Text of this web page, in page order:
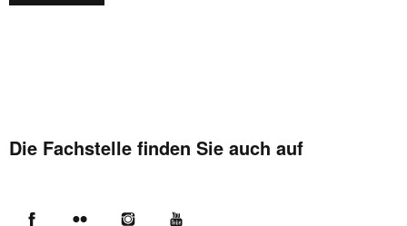
Die Fachstelle finden Sie auch auf